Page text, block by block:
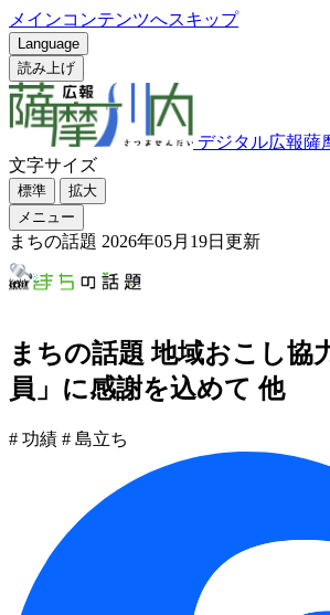
メインコンテンツへスキップ
Language
読み上げ
デジタル広報薩
文字サイズ
標準
拡大
メニュー
まちの話題 2026年05月19日更新
まちの話題 地域おこし協
員」に感謝を込めて 他
# 功績 # 島立ち